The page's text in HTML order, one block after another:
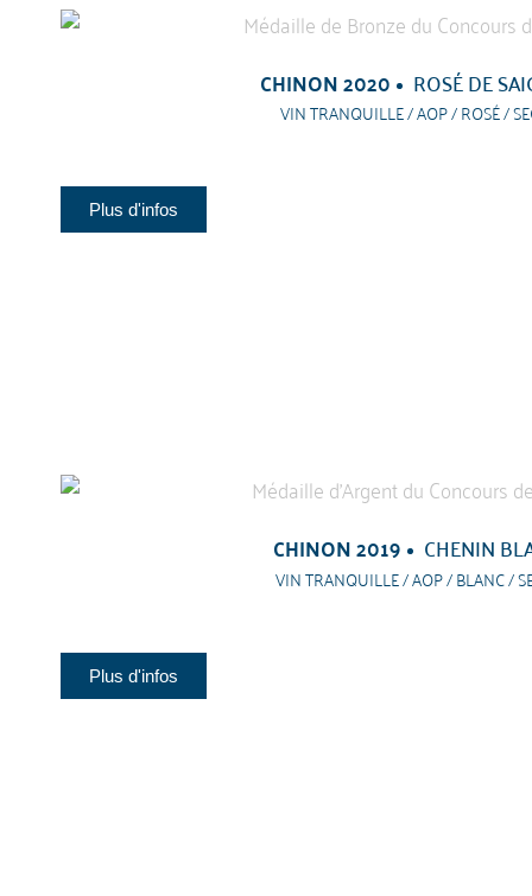
CHINON 2020 ROSÉ DE
VIN TRANQUILLE / AOP / ROSÉ /
Plus d'infos
CHINON 2019 CHENIN
VIN TRANQUILLE / AOP / BLANC /
Plus d'infos